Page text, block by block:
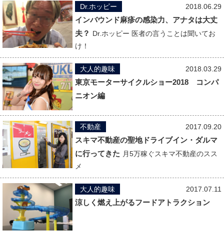
2018.06.29
Dr.ホッピー
インバウンド麻疹の感染力、アナタは大丈
夫？ Dr.ホッピー 医者の言うことは聞いてお
け！
2018.03.29
大人的趣味
東京モーターサイクルショー2018 コンパ
ニオン編
2017.09.20
不動産
スキマ不動産の聖地ドライブイン・ダルマ
に行ってきた 月5万稼ぐスキマ不動産のスス
メ
2017.07.11
大人的趣味
涼しく燃え上がるフードアトラクション